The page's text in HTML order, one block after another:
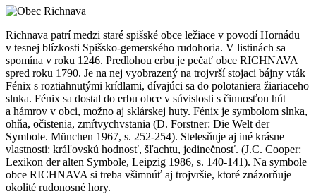
Richnava patrí medzi staré spišské obce ležiace v povodí Hornádu
v tesnej blízkosti Spišsko-gemerského rudohoria. V listinách sa
spomína v roku 1246. Predlohou erbu je pečať obce RICHNAVA
spred roku 1790. Je na nej vyobrazený na trojvrší stojaci bájny vták
Fénix s roztiahnutými krídlami, dívajúci sa do polotaniera žiariaceho
slnka. Fénix sa dostal do erbu obce v súvislosti s činnosťou hút
a hámrov v obci, možno aj sklárskej huty. Fénix je symbolom slnka,
ohňa, očistenia, zmŕtvychvstania (D. Forstner: Die Welt der
Symbole. München 1967, s. 252-254). Stelesňuje aj iné krásne
vlastnosti: kráľovskú hodnosť, šľachtu, jedinečnosť. (J.C. Cooper:
Lexikon der alten Symbole, Leipzig 1986, s. 140-141). Na symbole
obce RICHNAVA si treba všimnúť aj trojvršie, ktoré znázorňuje
okolité rudonosné hory.